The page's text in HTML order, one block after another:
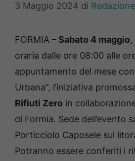
3 Maggio 2024 di
FORMIA – Sabato 4 maggio
oraria dalle ore 08:00 alle
appuntamento del mese
Urbana”, l’iniziativa
Rifiuti Zero in
di Formia. Sede dell’evento
Porticciolo Caposele sul
Potranno essere conferiti i